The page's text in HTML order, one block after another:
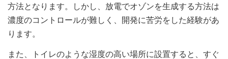
方法となります。しかし、放電でオゾンを生成する方法は
濃度のコントロールが難しく、開発に苦労をした経験があ
ります。
また、トイレのような湿度の高い場所に設置すると、すぐ